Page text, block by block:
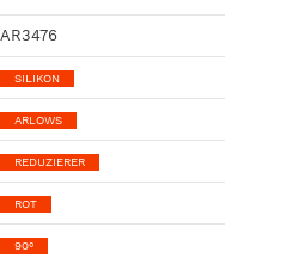
AR3476
SILIKON
ARLOWS
REDUZIERER
ROT
90°